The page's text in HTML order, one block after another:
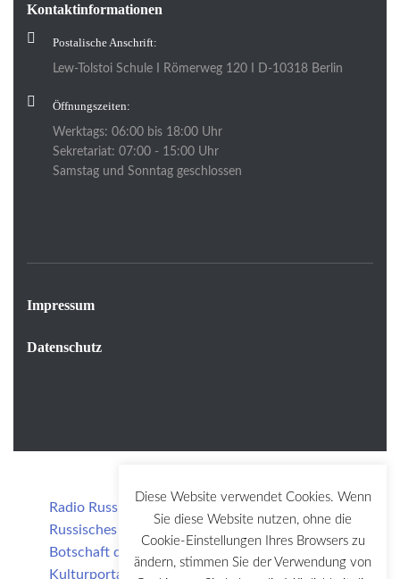
Kontaktinformationen
Postalische Anschrift:
Lew-Tolstoi Schule I Römerweg 120 I D-10318 Berlin
Öffnungszeiten:
Werktags: 06:00 bis 18:00 Uhr
Sekretariat: 07:00 - 15:00 Uhr
Samstag und Sonntag geschlossen
Impressum
Datenschutz
Radio Russkij Berlin
Russisches Haus der Wissenschaft und Kultur
Botschaft der Russischen Föderation
Kulturportal Russland
Diese Website verwendet Cookies. Wenn
Sie diese Website nutzen, ohne die
Cookie-Einstellungen Ihres Browsers zu
ändern, stimmen Sie der Verwendung von